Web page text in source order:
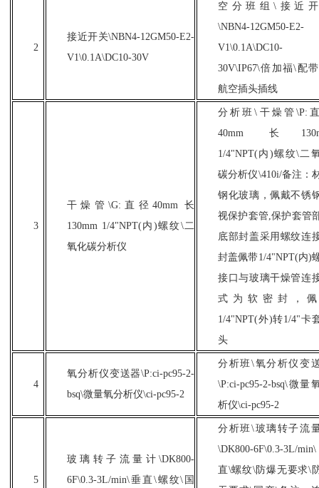
2
接近开关\NBN4-12GM50-E2-
V1\0.1A\DC10-30V
空分班组\接近
\NBN4-12GM50-E2-
V1\0.1A\DC10-
30V\IP67\倍加福\配
航空插头插线
3
干燥管 \G:直径40mm 长
130mm 1/4"NPT(内)螺纹\二
氧化碳分析仪
分析班\干燥管\P:
40mm 长
1/4"NPT(内)螺纹\二
碳分析仪\410i/备注：
钢化玻璃，佩戴不锈
视保护套管,保护套管
底部封盖采用螺纹连
封盖佩带1/4"NPT(内)
接口与玻璃干燥管连
式为软密封，
1/4"NPT(外)转1/4"卡
头
4
氧分析仪变送器\P:ci-pc95-2-
bsq\微量氧分析仪\ci-pc95-2
分析班\氧分析仪变
\P:ci-pc95-2-bsq\微量
析仪\ci-pc95-2
5
玻璃转子流量计\DK800-
6F\0.3-3L/min\垂直\螺纹\国
分析班\玻璃转子流
\DK800-6F\0.3-3L/
直\螺纹\防爆无要求\